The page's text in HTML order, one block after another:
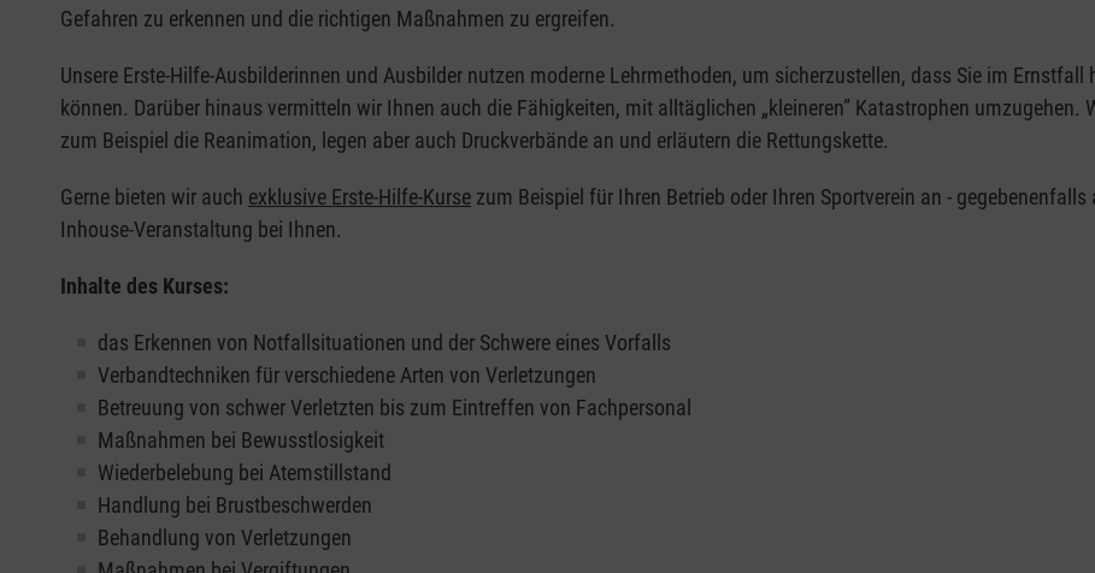
Gefahren zu erkennen und die richtigen Maßnahmen zu ergreifen.
Unsere Erste-Hilfe-Ausbilderinnen und Ausbilder nutzen moderne Lehrmethoden, um sicherzustellen, dass Sie im Ernstfall
können. Darüber hinaus vermitteln wir Ihnen auch die Fähigkeiten, mit alltäglichen „kleineren” Katastrophen umzugehen.
zum Beispiel die Reanimation, legen aber auch Druckverbände an und erläutern die Rettungskette.
Gerne bieten wir auch exklusive Erste-Hilfe-Kurse zum Beispiel für Ihren Betrieb oder Ihren Sportverein an - gegebenenfalls
Inhouse-Veranstaltung bei Ihnen.
Inhalte des Kurses:
das Erkennen von Notfallsituationen und der Schwere eines Vorfalls
Verbandtechniken für verschiedene Arten von Verletzungen
Betreuung von schwer Verletzten bis zum Eintreffen von Fachpersonal
Maßnahmen bei Bewusstlosigkeit
Wiederbelebung bei Atemstillstand
Handlung bei Brustbeschwerden
Behandlung von Verletzungen